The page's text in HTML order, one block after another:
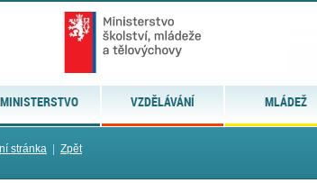
MINISTERSTVO VZDĚLÁVÁNÍ MLÁDEŽ
stránka Zpět